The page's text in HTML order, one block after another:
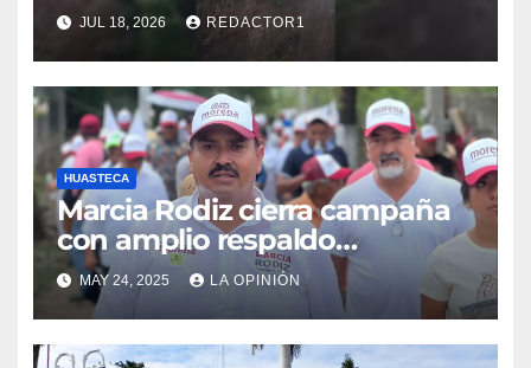
JUL 18, 2026 REDACTOR1
HUASTECA
Marcia Rodiz cierra campaña
con amplio respaldo
ciudadano
MAY 24, 2025 LA OPINIÓN